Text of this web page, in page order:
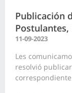
Publicación
Postulantes,
11-09-2023
Les
resolvió
correspondiente